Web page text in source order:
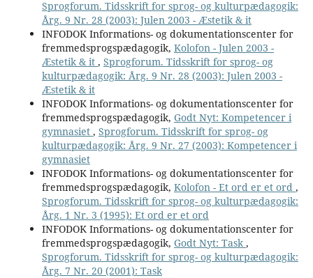
Sprogforum. Tidsskrift for sprog- og kulturpædagogik:
Årg. 9 Nr. 28 (2003): Julen 2003 - Æstetik & it
INFODOK Informations- og dokumentationscenter for
fremmedsprogspædagogik, Kolofon - Julen 2003 -
Æstetik & it , Sprogforum. Tidsskrift for sprog- og
kulturpædagogik: Årg. 9 Nr. 28 (2003): Julen 2003 -
Æstetik & it
INFODOK Informations- og dokumentationscenter for
fremmedsprogspædagogik, Godt Nyt: Kompetencer i
gymnasiet , Sprogforum. Tidsskrift for sprog- og
kulturpædagogik: Årg. 9 Nr. 27 (2003): Kompetencer i
gymnasiet
INFODOK Informations- og dokumentationscenter for
fremmedsprogspædagogik, Kolofon - Et ord er et ord ,
Sprogforum. Tidsskrift for sprog- og kulturpædagogik:
Årg. 1 Nr. 3 (1995): Et ord er et ord
INFODOK Informations- og dokumentationscenter for
fremmedsprogspædagogik, Godt Nyt: Task ,
Sprogforum. Tidsskrift for sprog- og kulturpædagogik:
Årg. 7 Nr. 20 (2001): Task